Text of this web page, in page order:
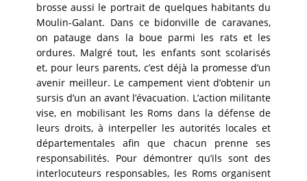
brosse aussi le portrait de quelques habitants du
Moulin-Galant. Dans ce bidonville de caravanes,
on patauge dans la boue parmi les rats et les
ordures. Malgré tout, les enfants sont scolarisés
et, pour leurs parents, c’est déjà la promesse d’un
avenir meilleur. Le campement vient d’obtenir un
sursis d’un an avant l’évacuation. L’action militante
vise, en mobilisant les Roms dans la défense de
leurs droits, à interpeller les autorités locales et
départementales afin que chacun prenne ses
responsabilités. Pour démontrer qu’ils sont des
interlocuteurs responsables, les Roms organisent